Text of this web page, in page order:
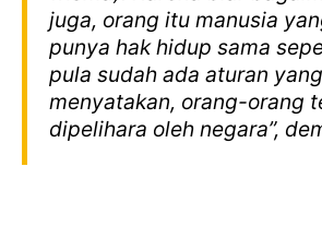
juga, orang itu manusia
punya hak hidup sama
pula sudah ada aturan yang
menyatakan, orang-orang
dipelihara oleh negara”,